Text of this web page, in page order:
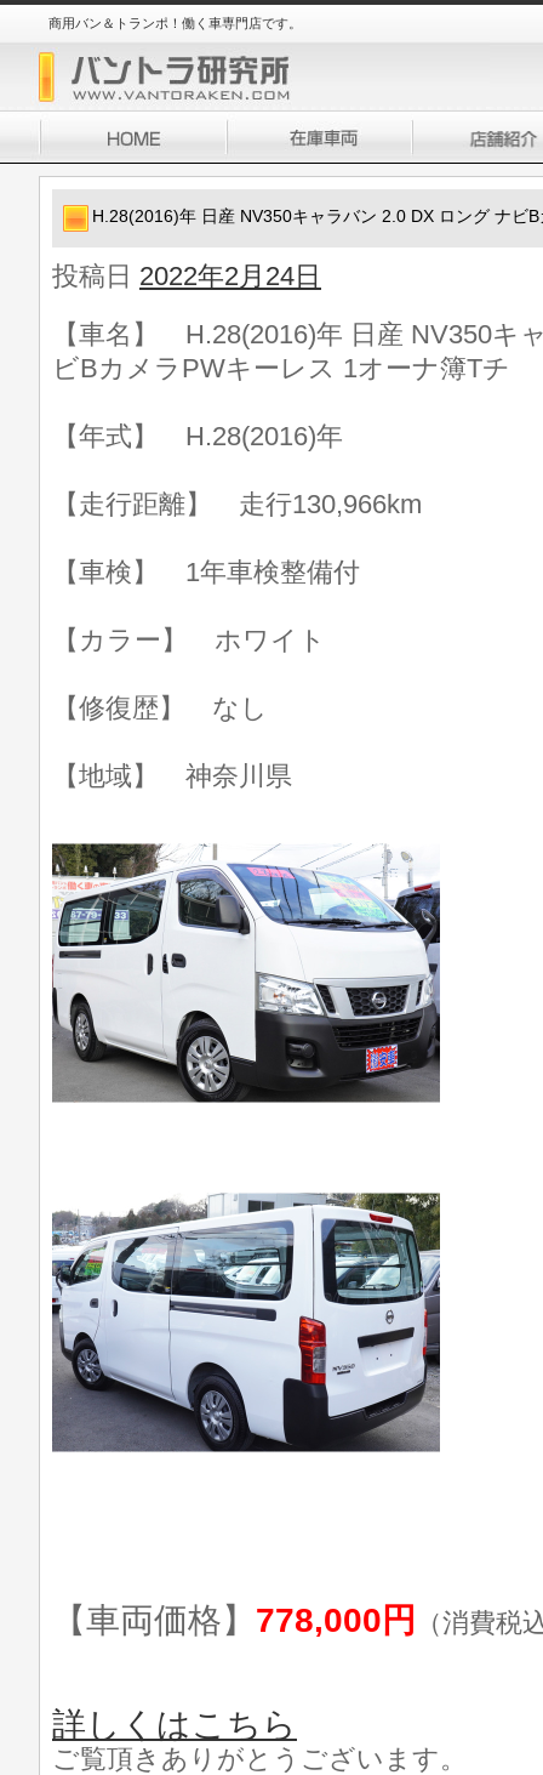
商用バン＆トランポ！働く車専門店です。
H.28(2016)年 日産 NV350キャラバン 2.0 DX ロング ナビ
投稿日 2022年2月24日
【車名】 H.28(2016)年 日産 NV350キ
ビBカメラPWキーレス 1オーナ簿Tチ
【年式】 H.28(2016)年
【走行距離】 走行130,966km
【車検】 1年車検整備付
【カラー】 ホワイト
【修復歴】 なし
【地域】 神奈川県
【車両価格】 778,000円 （消費税
詳しくはこちら
ご覧頂きありがとうございます。